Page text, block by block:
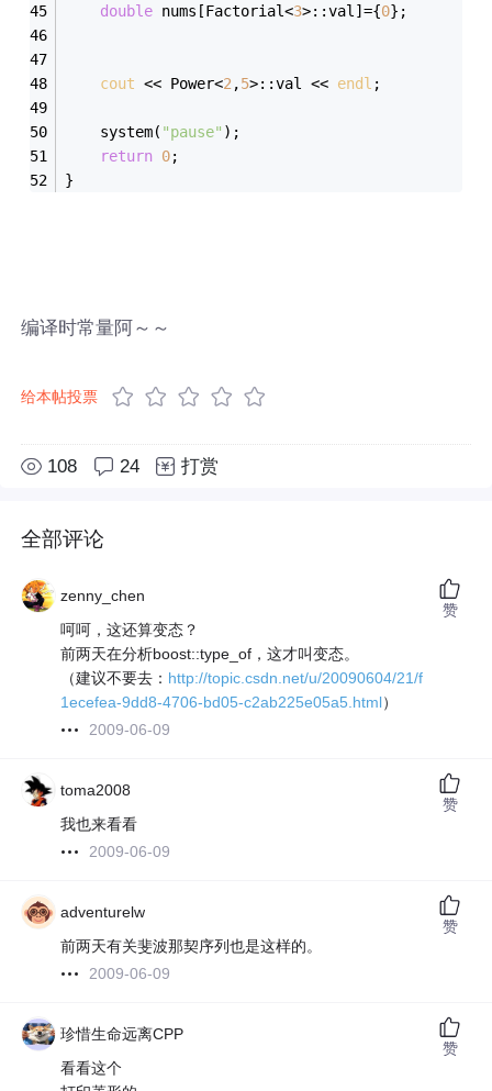
double nums[Factorial<3>::val]={0};
cout << Power<2 ,5>::val << endl ;
	system(
"pause" );
return 0;
}
编译时常量阿～～
给本帖投票
108 24 打赏
全部评论
zenny_chen
呵呵，这还算变态？
前两天在分析boost::type_of，这才叫变态。
（建议不要去： http://topic.csdn.net/u/20090604/21/f
1ecefea-9dd8-4706-bd05-c2ab225e05a5.html）
2009-06-09
赞
toma2008
我也来看看
2009-06-09
赞
adventurelw
前两天有关斐波那契序列也是这样的。
2009-06-09
赞
珍惜生命远离CPP
看看这个
赞